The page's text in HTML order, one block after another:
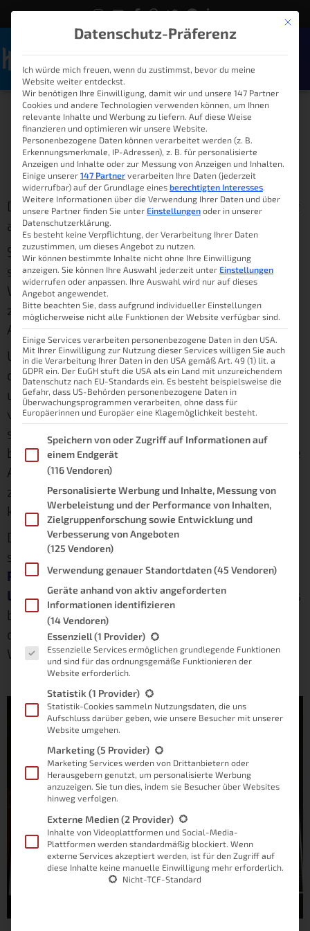
Alarmanlage und Nuki –
Lupusec XT1 Plus
Lukas 1. August 2020 08:00
Die Alarmanlage und Nuki. Klingt komisch? Hat
aber auf jeden Fall seine Vorzüge.
Stell dir vor, du hast eine Alarmanlage und ein
smartes Türschloss. Wenn du nun deine
Wohnung oder dein Haus verlässt, musst du
zuerst die Tür abschließen und dann deine
Alarmanlage scharf schalten.
Und eigentlich ist das völlig schwachsinnig,
denn im Grunde geht es bei beiden Vorgängen
um das gleiche Ziel. Man möchte sein Zuhause
verlassen und entsprechend gegen Einbruch
schützen. Wenn man nun diesen Prozess
betrachtet müsste man doch theoretisch beide
Aktionen zusammenfassen, damit es
zumindest halbwegs als smart durchgehen
kann.
Das möchte ich in meinem Beitrag tun und
setze dafür zum einen auf die
Plusund zum anderen auf dasNuki Smart
Lock. Zu beiden Komponenten habe ich jeweils
bereits einen Beitrag geschrieben. Du findest
diesen jeweils unter den hervorgehobenen
Worten.
Mit
Datenschutz-Präferenz
Ich würde mich freuen, wenn du zustimmst, bevor du meine
Website weiter entdeckst.
Wir benötigen Ihre Einwilligung, damit wir und unsere 147 Partner
Cookies und andere Technologien verwenden können, um Ihnen
relevante Inhalte und Werbung zu liefern. Auf diese Weise
finanzieren und optimieren wir unsere Website.
Personenbezogene Daten können verarbeitet werden (z. B.
Erkennungsmerkmale, IP-Adressen), z. B. für personalisierte
Anzeigen und Inhalte oder zur Messung von Anzeigen und Inhalten.
Einige unserer 147 Partner verarbeiten Ihre Daten (jederzeit
widerrufbar) auf der Grundlage eines berechtigten Interesses.
Weitere Informationen über die Verwendung Ihrer Daten und über
unsere Partner finden Sie unter Einstellungen oder in unserer
Datenschutzerklärung.
Es besteht keine Verpflichtung, der Verarbeitung Ihrer Daten
zuzustimmen, um dieses Angebot zu nutzen.
Wir können bestimmte Inhalte nicht ohne Ihre Einwilligung
anzeigen. Sie können Ihre Auswahl jederzeit unter Einstellungen
widerrufen oder anpassen. Ihre Auswahl wird nur auf dieses
Angebot angewendet.
Bitte beachten Sie, dass aufgrund individueller Einstellungen
möglicherweise nicht alle Funktionen der Website verfügbar sind.
Einige Services verarbeiten personenbezogene Daten in den USA.
Mit Ihrer Einwilligung zur Nutzung dieser Services willigen Sie auch
in die Verarbeitung Ihrer Daten in den USA gemäß Art. 49 (1) lit. a
GDPR ein. Der EuGH stuft die USA als ein Land mit unzureichendem
Datenschutz nach EU-Standards ein. Es besteht beispielsweise die
Gefahr, dass US-Behörden personenbezogene Daten in
Überwachungsprogrammen verarbeiten, ohne dass für
Europäerinnen und Europäer eine Klagemöglichkeit besteht.
Im Folgenden finden Sie eine Liste der Zwecke des IAB
Speichern von oder Zugriff auf Informationen auf
einem Endgerät
(116 Vendoren)
Personalisierte Werbung und Inhalte, Messung von
Werbeleistung und der Performance von Inhalten,
Zielgruppenforschung sowie Entwicklung und
Verbesserung von Angeboten
(125 Vendoren)
Verwendung genauer Standortdaten(45 Vendoren)
Geräte anhand von aktiv angeforderten
Informationen identifizieren
(14 Vendoren)
Es folgt eine Liste der Service-Gruppen, für die eine
Essenziell(1 Provider)
Essenzielle Services ermöglichen grundlegende Funktionen
und sind für das ordnungsgemäße Funktionieren der
Website erforderlich.
Statistik (1 Provider)
Statistik-Cookies sammeln Nutzungsdaten, die uns
Aufschluss darüber geben, wie unsere Besucher mit unserer
Website umgehen.
Marketing(5 Provider)
Marketing Services werden von Drittanbietern oder
Herausgebern genutzt, um personalisierte Werbung
anzuzeigen. Sie tun dies, indem sie Besucher über Websites
hinweg verfolgen.
Externe Medien(2 Provider)
Inhalte von Videoplattformen und Social-Media-
Plattformen werden standardmäßig blockiert. Wenn
externe Services akzeptiert werden, ist für den Zugriff auf
diese Inhalte keine manuelle Einwilligung mehr erforderlich.
Nicht-TCF-Standard